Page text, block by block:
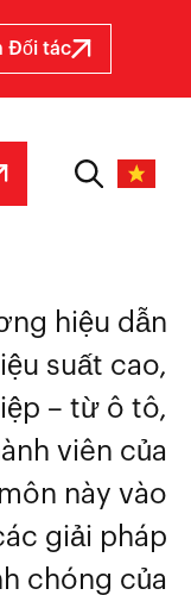
Đối tác
hiệu dẫn
suất cao,
– từ ô tô,
viên của
này vào
giải pháp
chóng của